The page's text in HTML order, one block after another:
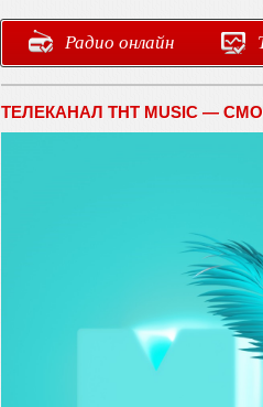
Радио онлайн
ТЕЛЕКАНАЛ ТНТ MUSIC —